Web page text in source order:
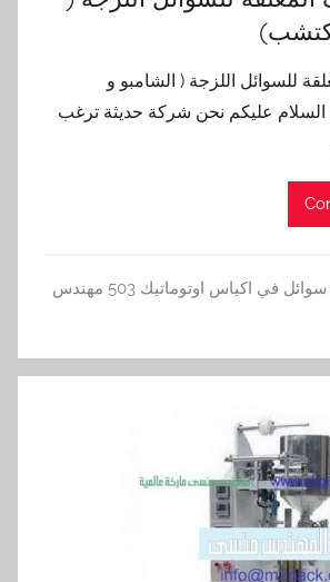
للسوائل اللزجة ( الشامبو و
السلام عليكم نحن شركة حديثة ترغب
ماكينات تعبئة سوائل في اكياس اوتوماتيك 503 مهندس